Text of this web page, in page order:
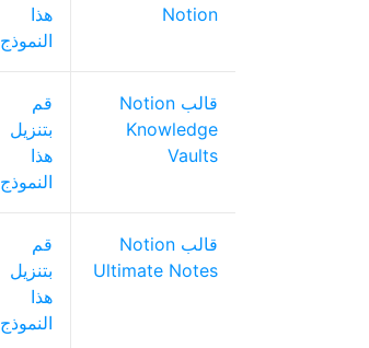
Notion
هذا
النموذج
قالب Notion
Knowledge
Vaults
قم
بتنزيل
هذا
النموذج
قالب Notion
Ultimate Notes
قم
بتنزيل
هذا
النموذج